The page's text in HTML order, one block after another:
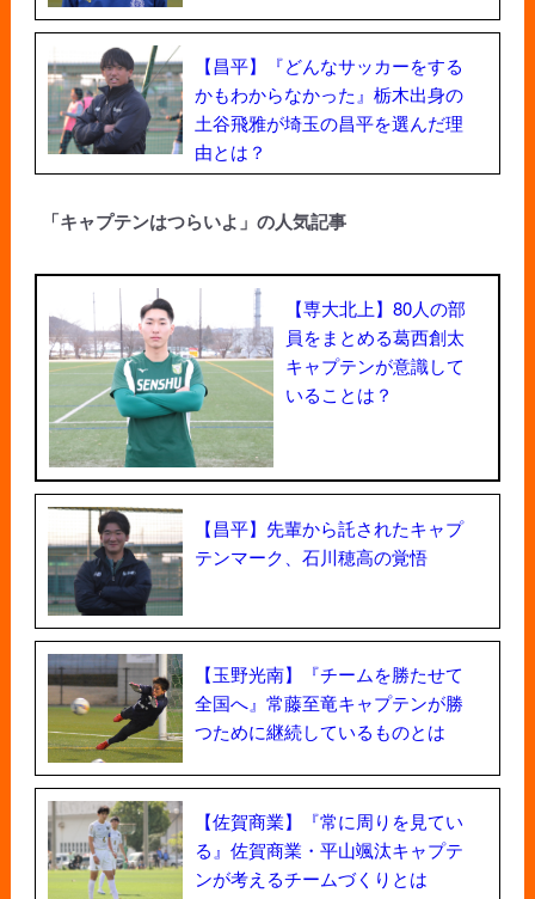
【昌平】『どんなサッカーをする
かもわからなかった』栃木出身の
土谷飛雅が埼玉の昌平を選んだ理
由とは？
「キャプテンはつらいよ」の人気記事
【専大北上】80人の部
員をまとめる葛西創太
キャプテンが意識して
いることは？
【昌平】先輩から託されたキャプ
テンマーク、石川穂高の覚悟
【玉野光南】『チームを勝たせて
全国へ』常藤至竜キャプテンが勝
つために継続しているものとは
【佐賀商業】『常に周りを見てい
る』佐賀商業・平山颯汰キャプテ
ンが考えるチームづくりとは